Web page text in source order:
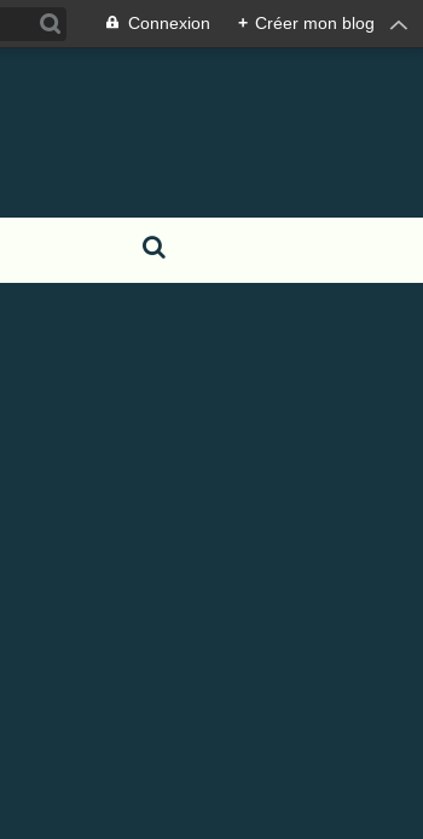
Connexion + Créer mon blog